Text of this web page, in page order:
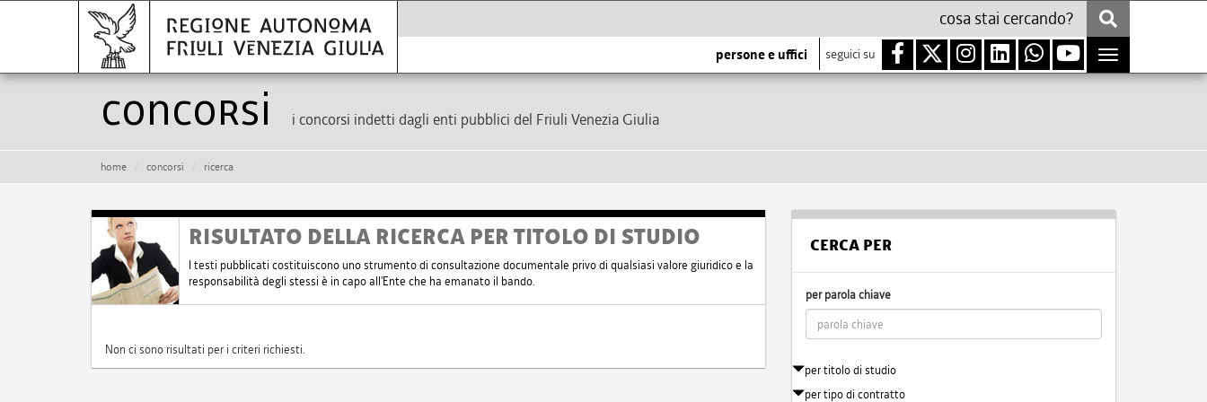
persone e uffici seguici su
Toggle
navigation
Concorsi i concorsi indetti dagli enti pubblici del Friuli Venezia Giulia
home concorsi ricerca
RISULTATO DELLA RICERCA PER TITOLO DI STUDIO
I testi pubblicati costituiscono uno strumento di consultazione documentale privo di qualsiasi valore giuridico e la
responsabilità degli stessi è in capo all'Ente che ha emanato il bando.
Non ci sono risultati per i criteri richiesti.
CERCA PER
per parola chiave
per titolo di studio
per tipo di contratto